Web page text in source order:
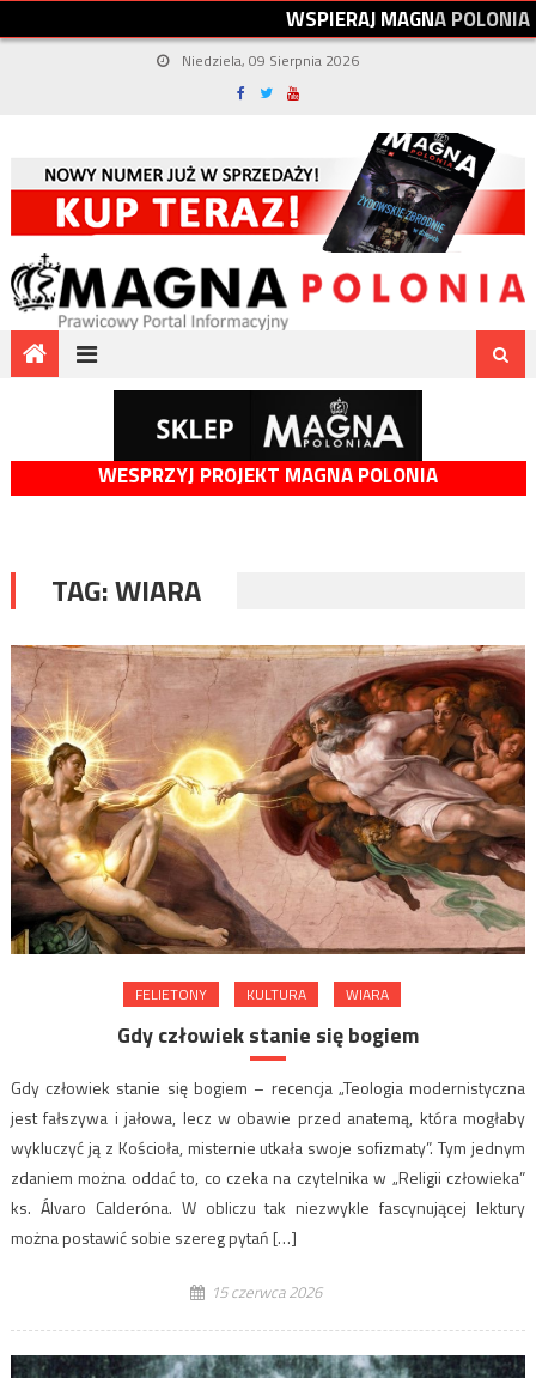
WSPIERAJMAGNAPOLONIA
Niedziela, 09 Sierpnia 2026
WESPRZYJ PROJEKT MAGNA POLONIA
TAG:WIARA
FELIETONY KULTURA WIARA
Gdy człowiek stanie się bogiem
Gdy człowiek stanie się bogiem – recencja „Teologia modernistyczna
jest fałszywa i jałowa, lecz w obawie przed anatemą, która mogłaby
wykluczyć ją z Kościoła, misternie utkała swoje sofizmaty”. Tym jednym
zdaniem można oddać to, co czeka na czytelnika w „Religii człowieka”
ks. Álvaro Calderóna. W obliczu tak niezwykle fascynującej lektury
można postawić sobie szereg pytań […]
15 czerwca 2026